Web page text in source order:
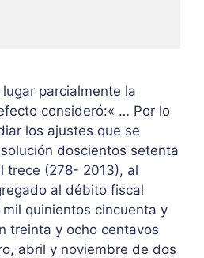
parcialmente la
consideró:« … Por lo
los ajustes que se
doscientos setenta
trece (278- 2013), al
al débito fiscal
quinientos cincuenta y
treinta y ocho centavos
abril y noviembre de dos